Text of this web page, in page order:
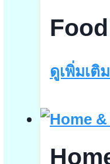
ดูเพิ่มเติ